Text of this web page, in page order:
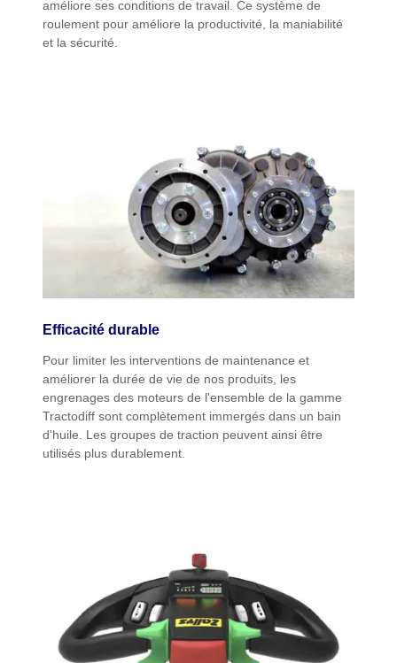
améliore ses conditions de travail. Ce système de
roulement pour améliore la productivité, la maniabilité
et la sécurité.
Efficacité durable
Pour limiter les interventions de maintenance et
améliorer la durée de vie de nos produits, les
engrenages des moteurs de l'ensemble de la gamme
Tractodiff sont complètement immergés dans un bain
d'huile. Les groupes de traction peuvent ainsi être
utilisés plus durablement.